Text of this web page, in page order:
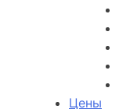
Цены